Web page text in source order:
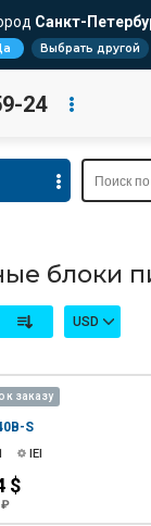
Санкт-
Выбрать другой
24
блоки
USD
к заказу
S
IEI
$
₽